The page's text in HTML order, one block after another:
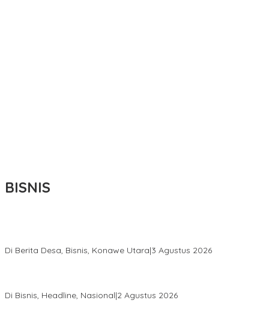
BISNIS
Di Berita Desa, Bisnis, Konawe Utara|3 Agustus 2026
Di Bisnis, Headline, Nasional|2 Agustus 2026